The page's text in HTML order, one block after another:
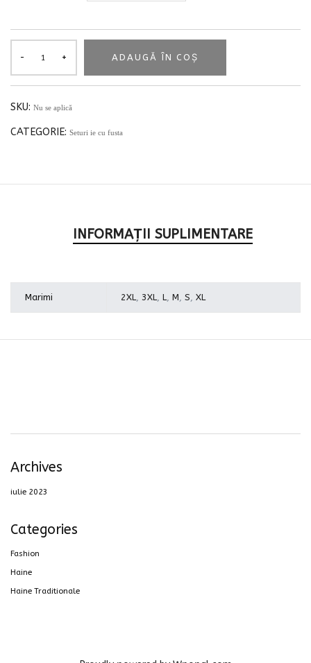
ADAUGĂ ÎN COȘ
SKU: Nu se aplică
CATEGORIE: Seturi ie cu fusta
INFORMAȚII SUPLIMENTARE
Marimi 2XL 3XL L M S XL
Archives
iulie 2023
Categories
Fashion
Haine
Haine Traditionale